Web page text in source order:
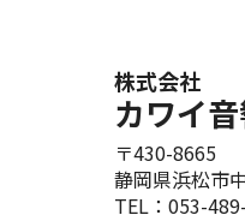
株式会社
カワイ
〒430-8665
静岡県浜松市
TEL：053-